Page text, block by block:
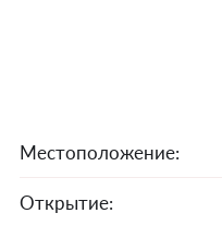
Местоположение:
Открытие: